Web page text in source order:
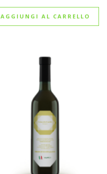
AGGIUNGI AL CARRELLO